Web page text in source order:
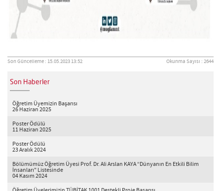
Son Güncelleme : 15.05.2023 13:52 Okunma Sayısı : 2644
Son Haberler
Öğretim Üyemizin Başarısı
26 Haziran 2025
Poster Ödülü
11 Haziran 2025
Poster Ödülü
23 Aralık 2024
Bölümümüz Öğretim Üyesi Prof. Dr. Ali Arslan KAYA “Dünyanın En Etkili Bilim
İnsanları" Listesinde
04 Kasım 2024